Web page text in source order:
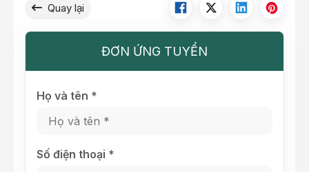
Quay lại
ĐƠN ỨNG TUYỂN
Họ và tên *
Số điện thoại *